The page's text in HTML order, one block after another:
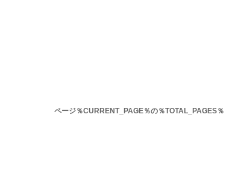
ページ％CURRENT_PAGE％の％TOTAL_PAGES％